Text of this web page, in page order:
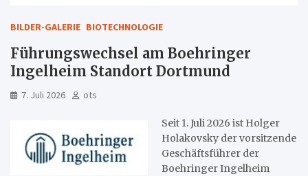
BILDER-GALERIE BIOTECHNOLOGIE
Führungswechsel am Boehringer
Ingelheim Standort Dortmund
7. Juli 2026 ots
Seit 1. Juli 2026 ist Holger
Holakovsky der vorsitzende
Geschäftsführer der
Boehringer Ingelheim